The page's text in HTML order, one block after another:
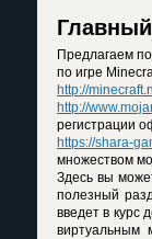
Предлагаем
по игре
http://
http://
регистрации
https://shara-
множеством
Здесь вы
полезный
введет в курс
виртуальным